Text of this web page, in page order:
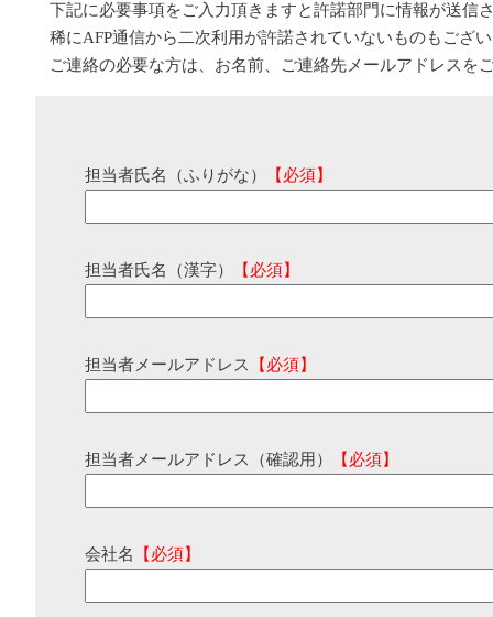
下記に必要事項をご入力頂きますと許諾部門に情報が送信
稀にAFP通信から二次利用が許諾されていないものもござ
ご連絡の必要な方は、お名前、ご連絡先メールアドレスを
担当者氏名（ふりがな） 【必須】
担当者氏名（漢字） 【必須】
担当者メールアドレス 【必須】
担当者メールアドレス（確認用） 【必須】
会社名 【必須】